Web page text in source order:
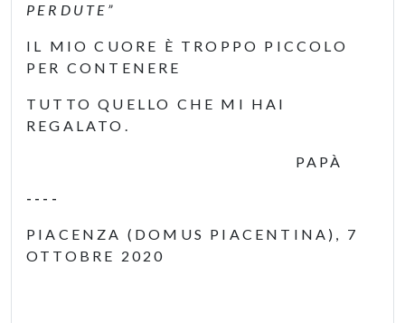
PERDUTE”
IL MIO CUORE È TROPPO PICCOLO
PER CONTENERE
TUTTO QUELLO CHE MI HAI
REGALATO.
PAPÀ
----
PIACENZA (DOMUS PIACENTINA), 7
OTTOBRE 2020